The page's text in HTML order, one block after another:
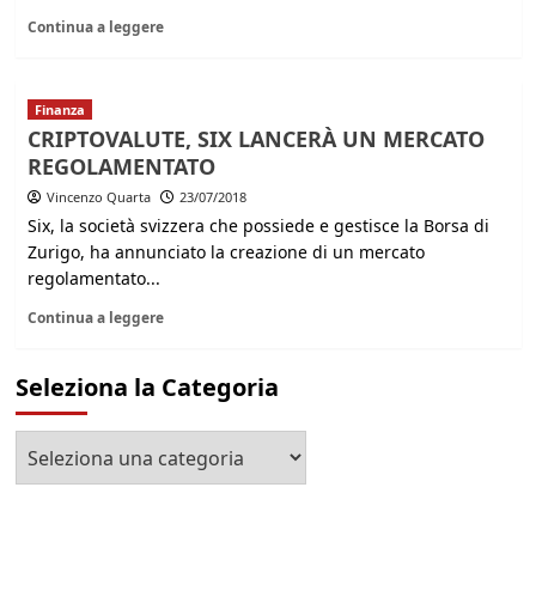
Continua a leggere
Finanza
CRIPTOVALUTE, SIX LANCERÀ UN MERCATO
REGOLAMENTATO
Vincenzo Quarta 23/07/2018
Six, la società svizzera che possiede e gestisce la Borsa di
Zurigo, ha annunciato la creazione di un mercato
regolamentato...
Continua a leggere
Seleziona la Categoria
la